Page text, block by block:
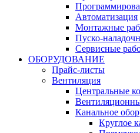
Автоматизация
Монтажные
Пуско-
Сервисные
ОБОРУДОВАНИЕ
Прайс-листы
Вентиляция
Центральные
Канальное
Круглое